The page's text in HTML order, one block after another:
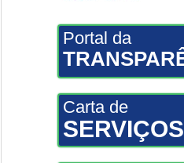
Portal da
Carta de
SERVIÇOS